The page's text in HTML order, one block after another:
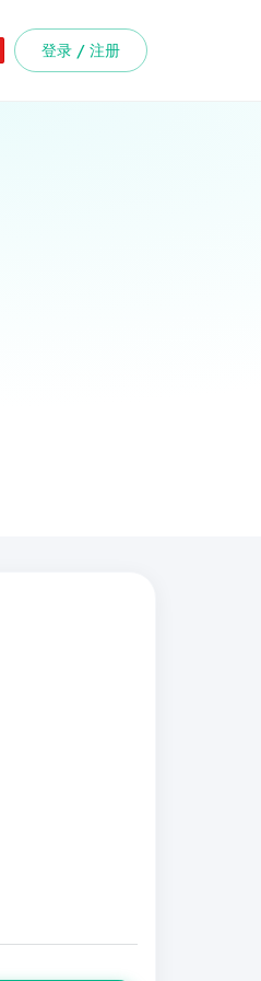
登录 / 注册